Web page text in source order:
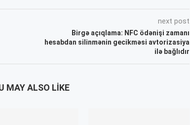
next post
Birgə açıqlama: NFC ödənişi zamanı
hesabdan silinmənin gecikməsi avtorizasiya
ilə bağlıdır
MAY ALSO LIKE